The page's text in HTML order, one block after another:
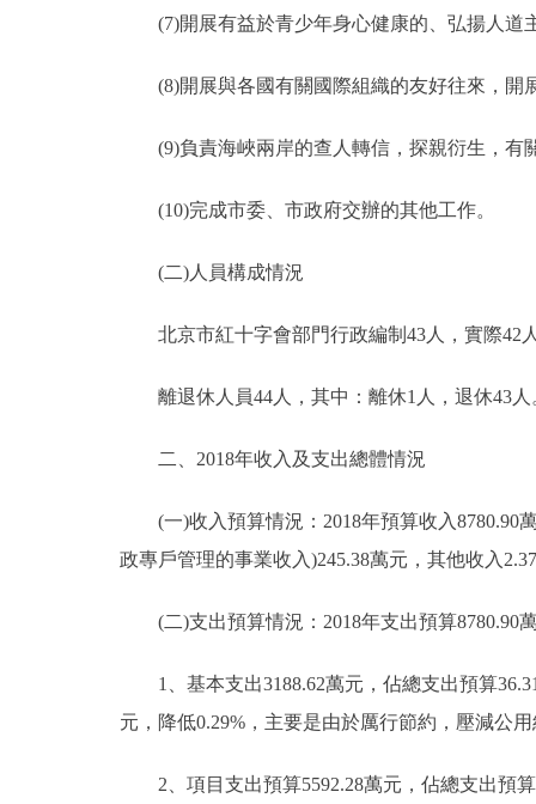
DEUTSCH
ESPAÑOL
ITALIANO
(7)開展有益於青少年身心健康的、弘揚人道
(8)開展與各國有關國際組織的友好往來，開
(9)負責海峽兩岸的查人轉信，探親衍生，有
(10)完成市委、市政府交辦的其他工作。
(二)人員構成情況
北京市紅十字會部門行政編制43人，實際42
離退休人員44人，其中：離休1人，退休43人
二、2018年收入及支出總體情況
(一)收入預算情況：2018年預算收入8780.90
政專戶管理的事業收入)245.38萬元，其他收入
(二)支出預算情況：2018年支出預算8780.90萬
1、基本支出3188.62萬元，佔總支出預算
元，降低0.29%，主要是由於厲行節約，壓減公
2、項目支出預算5592.28萬元，佔總支出預算